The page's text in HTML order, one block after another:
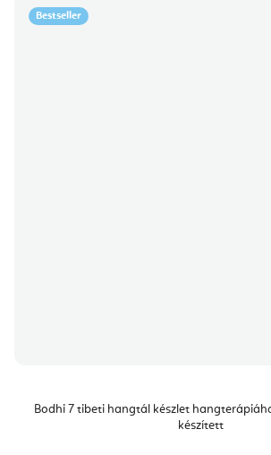
Bestseller
Bodhi 7 tibeti hangtál készlet
készített